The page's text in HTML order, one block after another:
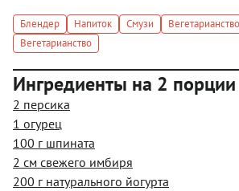
Блендер Напиток Смузи
Вегетарианство
Ингредиенты на 2 порции
2 персика
1 огурец
100 г шпината
2 см свежего имбиря
200 г натурального йогурта